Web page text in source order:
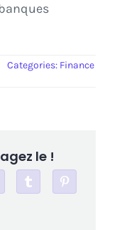
Categories: Finance
le !